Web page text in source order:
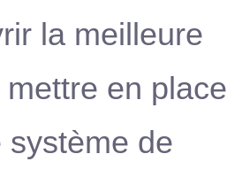
la meilleure
en place
système de